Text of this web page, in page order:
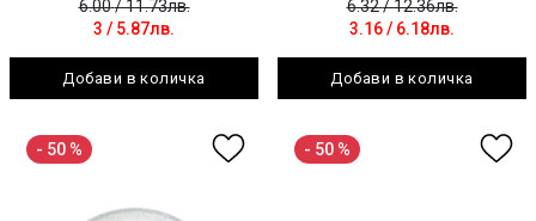
6.00/ 11.73лв.
3 / 5.87лв.
Добави в количка
6.32/ 12.36лв.
3.16/ 6.18лв.
Добави в количка
- 50 % - 50 %